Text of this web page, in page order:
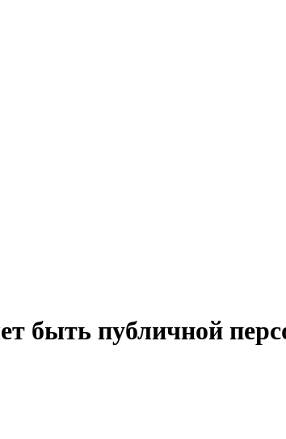
быть публичной